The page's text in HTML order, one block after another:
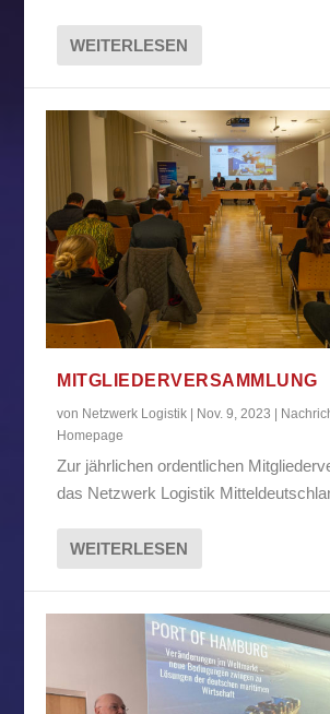
WEITERLESEN
MITGLIEDERVERSAMMLUNG
von Netzwerk Logistik | Nov. 9, 2023 |
Homepage
Zur jährlichen ordentlichen
das Netzwerk Logistik
WEITERLESEN